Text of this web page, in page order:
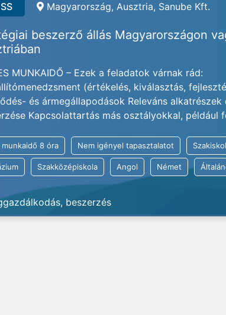
Magyarország, Ausztria, Sanube Kft.
beszerző állás Magyarországon
MUNKAIDŐ – Ezek a feladatok várnak rád:
(értékelés, kiválasztás,
és ármegállapodások Releváns
Kapcsolattartás más osztályokkal, például
munkaidő 8 óra Nem igényel tapasztalatot
Szakközépiskola Angol Német
beszerzés